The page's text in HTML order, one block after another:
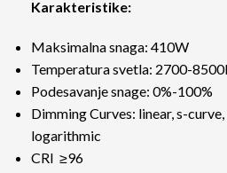
Karakteristike:
Maksimalna snaga: 410W
Temperatura svetla: 2700-
Podesavanje snage: 0%-100%
Dimming Curves: linear, s-
logarithmic
CRI ≥96